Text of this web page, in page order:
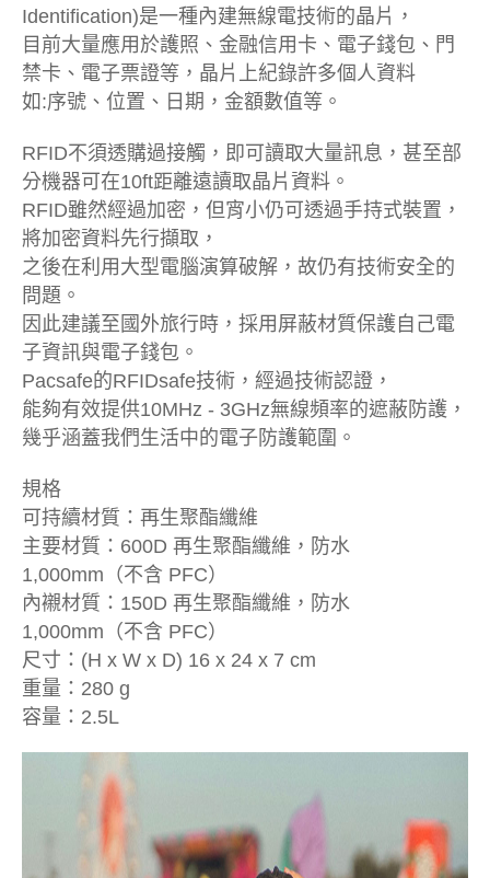
Identification)是一種內建無線電技術的晶片，
目前大量應用於護照、金融信用卡、電子錢包、門
禁卡、電子票證等，晶片上紀錄許多個人資料
如:序號、位置、日期，金額數值等。
RFID不須透購過接觸，即可讀取大量訊息，甚至部
分機器可在10ft距離遠讀取晶片資料。
RFID雖然經過加密，但宵小仍可透過手持式裝置，
將加密資料先行擷取，
之後在利用大型電腦演算破解，故仍有技術安全的
問題。
因此建議至國外旅行時，採用屏蔽材質保護自己電
子資訊與電子錢包。
Pacsafe的RFIDsafe技術，經過技術認證，
能夠有效提供10MHz - 3GHz無線頻率的遮蔽防護，
幾乎涵蓋我們生活中的電子防護範圍。
規格
可持續材質：再生聚酯纖維
主要材質：600D 再生聚酯纖維，防水
1,000mm（不含 PFC）
內襯材質：150D 再生聚酯纖維，防水
1,000mm（不含 PFC）
尺寸：(H x W x D) 16 x 24 x 7 cm
重量：280 g
容量：2.5L